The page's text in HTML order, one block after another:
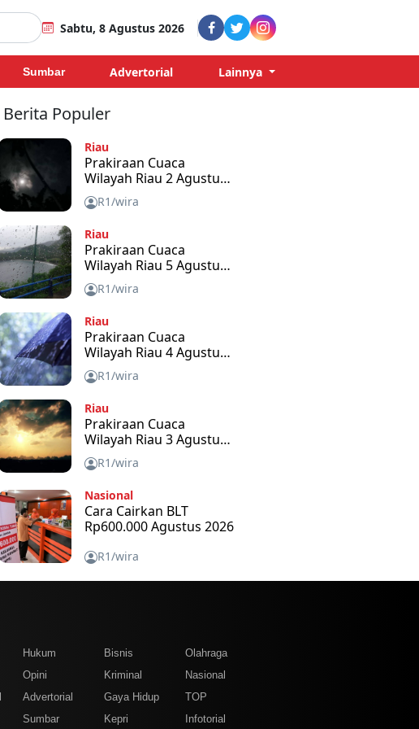
Sabtu, 8 Agustus 2026
Sumbar Advertorial Lainnya
Berita Populer
Riau
Prakiraan Cuaca
Wilayah Riau 2 Agustus
2026R1/wira
Riau
Prakiraan Cuaca
Wilayah Riau 5 Agustus
2026R1/wira
Riau
Prakiraan Cuaca
Wilayah Riau 4 Agustus
2026R1/wira
Riau
Prakiraan Cuaca
Wilayah Riau 3 Agustus
2026R1/wira
Nasional
Cara Cairkan BLT
Rp600.000 Agustus 2026
R1/wira
Hukum Bisnis
Olahraga
Opini Kriminal
Nasional
Advertorial Gaya Hidup
TOP
Sumbar Kepri Infotorial